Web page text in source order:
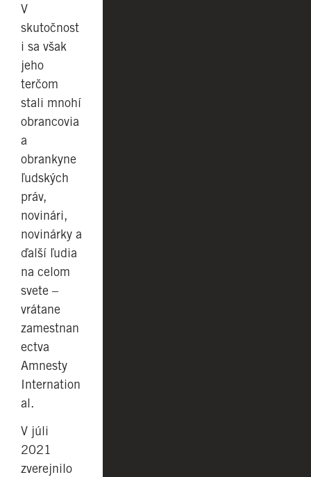
V
skutočnost
i sa však
jeho
terčom
stali mnohí
obrancovia
a
obrankyne
ľudských
práv,
novinári,
novinárky a
ďalší ľudia
na celom
svete –
vrátane
zamestnan
ectva
Amnesty
Internation
al.
V júli
2021
zverejnilo